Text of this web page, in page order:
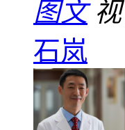
图文
石岚